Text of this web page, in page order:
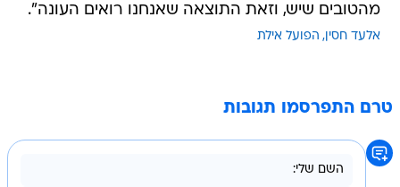
מהטובים שיש, וזאת התוצאה שאנחנו רואים העונה".
אלעד חסין הפועל אילת
טרם התפרסמו תגובות